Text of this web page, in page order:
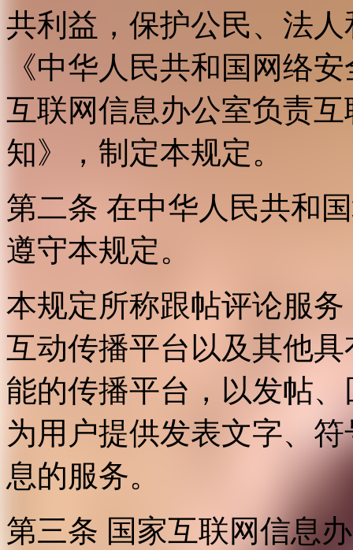
共利益，保护公民、法
《中华人民共和国网络
互联网信息办公室负责
知》，制定本规定。
第二条 在中华人民共和
遵守本规定。
本规定所称跟帖评论服
互动传播平台以及其他
能的传播平台，以发帖
为用户提供发表文字、
息的服务。
第三条 国家互联网信息